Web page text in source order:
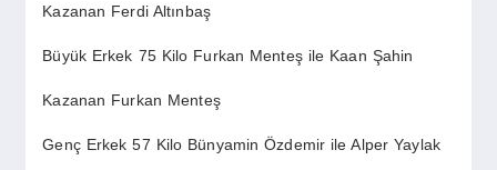
Kazanan Ferdi Altınbaş
Büyük Erkek 75 Kilo Furkan Menteş ile Kaan Şahin
Kazanan Furkan Menteş
Genç Erkek 57 Kilo Bünyamin Özdemir ile Alper Yaylak